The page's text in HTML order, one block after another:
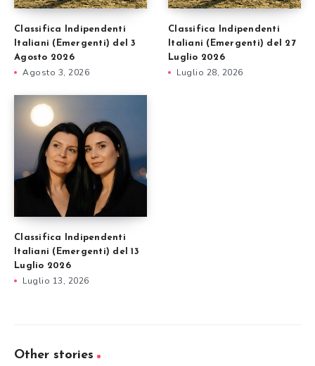
Classifica Indipendenti
Italiani (Emergenti) del 3
Agosto 2026
Agosto 3, 2026
Classifica Indipendenti
Italiani (Emergenti) del 27
Luglio 2026
Luglio 28, 2026
Classifica Indipendenti
Italiani (Emergenti) del 13
Luglio 2026
Luglio 13, 2026
Other stories